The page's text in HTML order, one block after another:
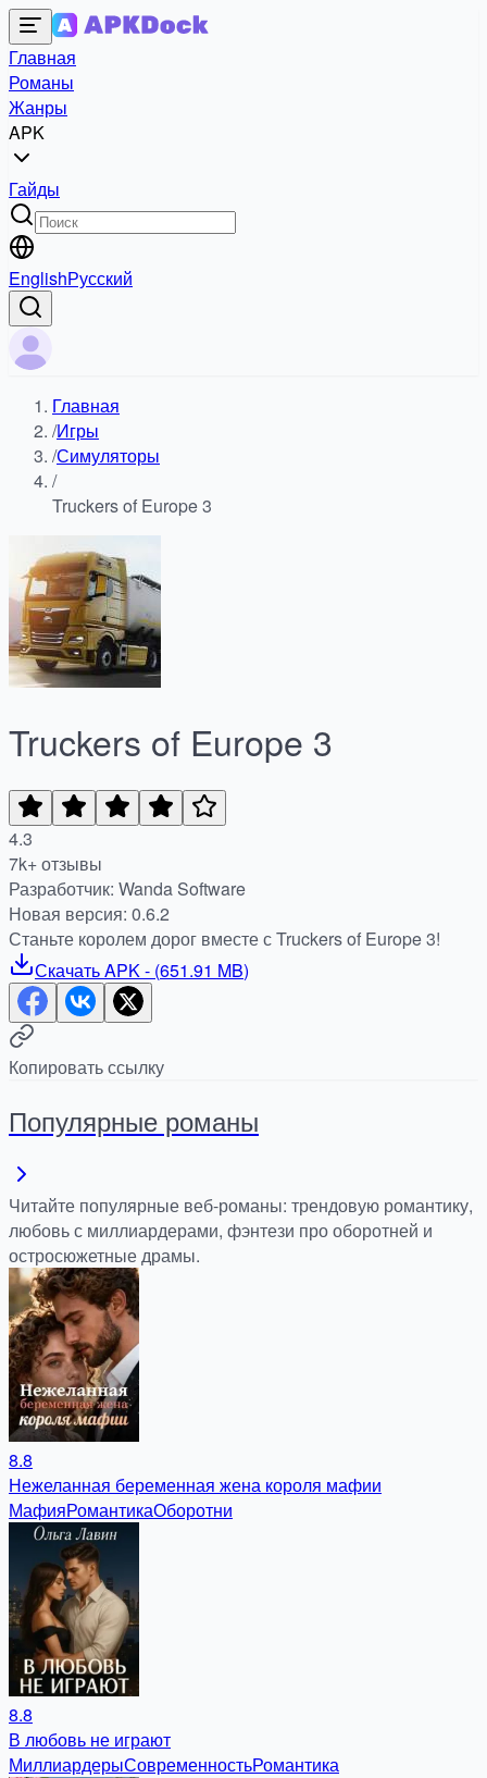
Главная
Романы
Жанры
APK
Гайды
EnglishРусский
Главная
/Игры
/Симуляторы
/
Truckers of Europe 3
Truckers of Europe 3
4.3
7k+ отзывы
Разработчик: Wanda Software
Новая версия: 0.6.2
Станьте королем дорог вместе с Truckers of Europe 3!
СкачатьAPK- (651.91 MB)
Копировать ссылку
Популярные романы
Читайте популярные веб-романы: трендовую романтику,
любовь с миллиардерами, фэнтези про оборотней и
остросюжетные драмы.
8.8
Нежеланная беременная жена короля мафии
МафияРомантикаОборотни
8.8
В любовь не играют
МиллиардерыСовременностьРомантика